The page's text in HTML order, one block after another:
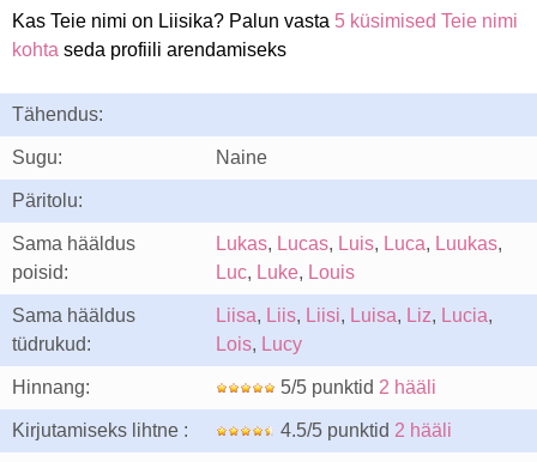
Kas Teie nimi on Liisika? Palun vasta 5 küsimised Teie nimi
kohta seda profiili arendamiseks
Tähendus:
Sugu: Naine
Päritolu:
Sama hääldus
poisid:
Lukas, Lucas, Luis, Luca, Luukas,
Luc, Luke, Louis
Sama hääldus
tüdrukud:
Liisa, Liis, Liisi, Luisa, Liz, Lucia,
Lois, Lucy
Hinnang: 5/5 punktid 2 hääli
Kirjutamiseks lihtne : 4.5/5 punktid 2 hääli